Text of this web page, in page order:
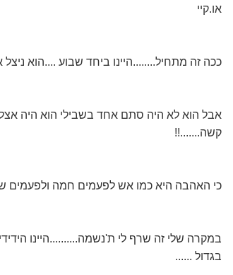
או.קיי
ככה זה מתחיל........היינו ביחד שבוע ....הוא
אבל הוא לא היה סתם אחד בשבילי הוא היה
קשה.......!!
כי האהבה היא כמו אש לפעמים חמה ולפעמים
במקרה שלי זה שרף לי ת'נשמה..........היינו
בגדול ......